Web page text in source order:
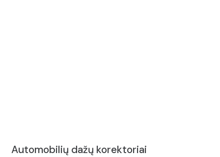
Automobilių dažų korektoriai